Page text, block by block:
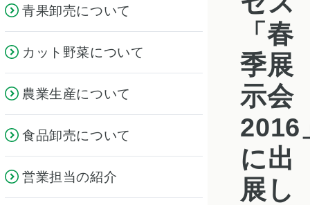
青果卸売について
カット野菜について
農業生産について
食品卸売について
営業担当の紹介
「春
季展
示会
2016
に出
展し